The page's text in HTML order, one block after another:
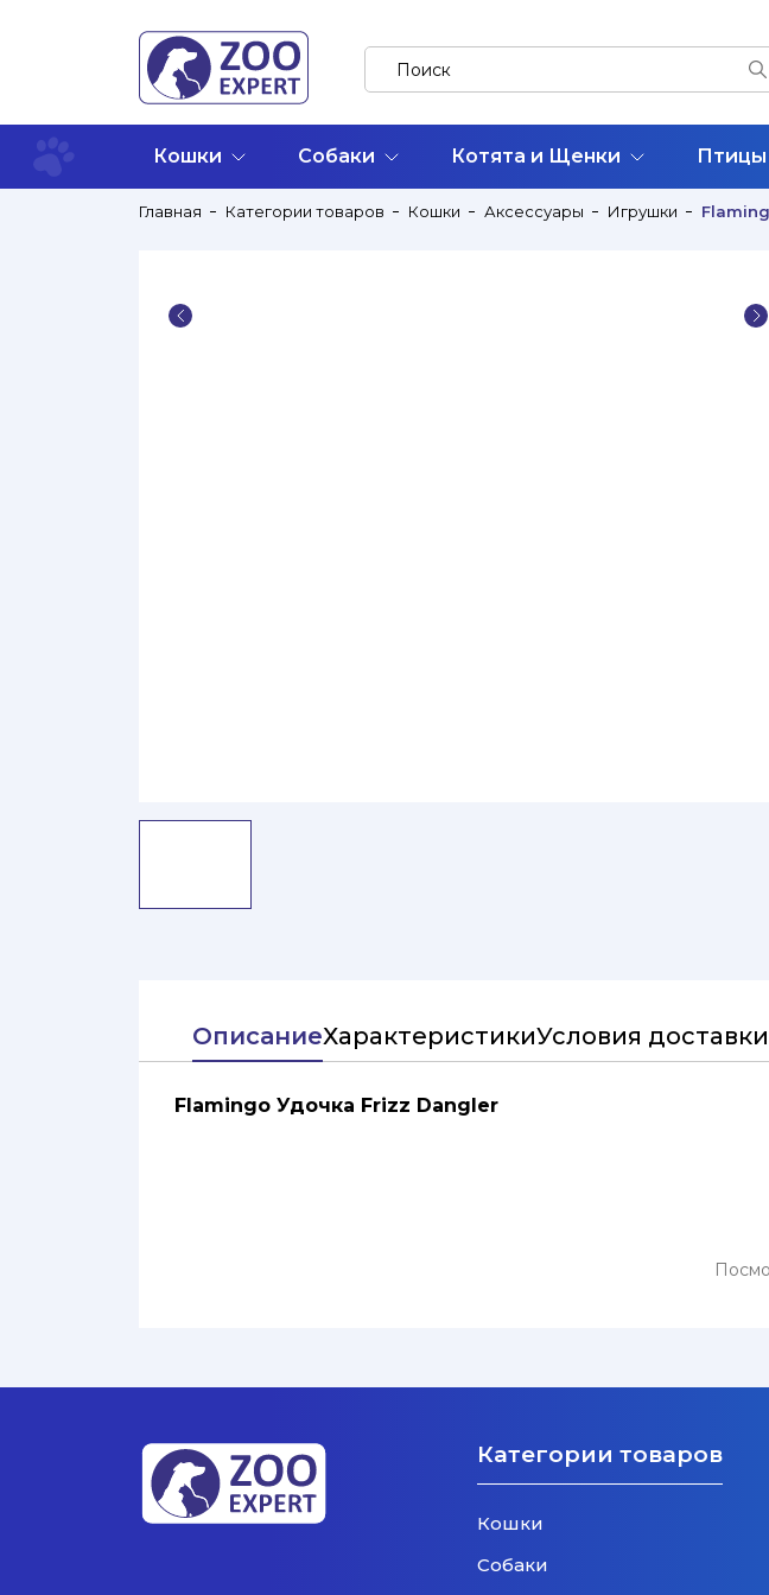
Кошки Собаки Котята и Щенки Птицы
Главная Категории товаров Кошки Аксессуары Игрушки
ОписаниеХарактеристикиУсловия доставки
Flamingo Удочка Frizz Dangler
Категории товаров
Кошки
Собаки